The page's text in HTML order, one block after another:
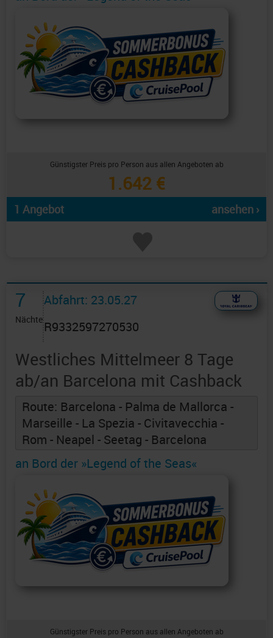
Günstigster Preis pro Person aus allen Angeboten ab
1.642 €
1 Angebot ansehen ›
7
Nächte
Abfahrt: 23.05.27
R9332597270530
Westliches Mittelmeer 8 Tage
ab/an Barcelona mit Cashback
Route: Barcelona - Palma de Mallorca -
Marseille - La Spezia - Civitavecchia -
Rom - Neapel - Seetag - Barcelona
an Bord der »Legend of the Seas«
Günstigster Preis pro Person aus allen Angeboten ab